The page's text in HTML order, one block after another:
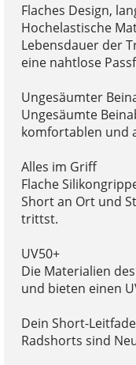
Flaches Design,
Hochelastische
Lebensdauer der
eine nahtlose
Ungesäumter
Ungesäumte
komfortablen und
Alles im Griff
Flache
Short an Ort und
trittst.
UV50+
Die Materialien
und bieten einen
Dein Short-
Radshorts sind